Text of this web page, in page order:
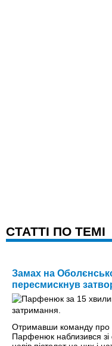
CТАТТІ ПО ТЕМІ
Замах на
пересмискнув
Отримавши команду про
Парфенюк наблизився